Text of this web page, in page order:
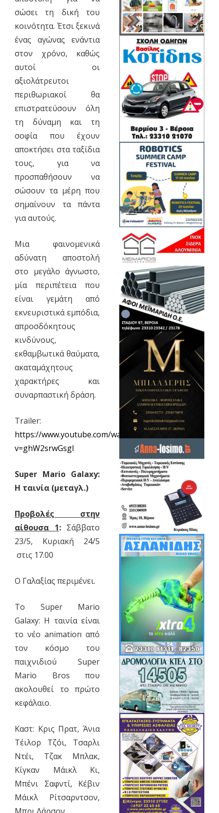
σώσει τη δική του
κοινότητα. Έτσι ξεκινά
ένας αγώνας ενάντια
στον χρόνο, καθώς
αυτοί οι
αξιολάτρευτοι
περιθωριακοί θα
επιστρατεύσουν όλη
τη δύναμη και τη
σοφία που έχουν
αποκτήσει στα ταξίδια
τους, για να
προσπαθήσουν να
σώσουν τα μέρη που
σημαίνουν τα πάντα
για αυτούς.
Μια φαινομενικά
αδύνατη αποστολή
στο μεγάλο άγνωστο,
μία περιπέτεια που
είναι γεμάτη από
εκνευριστικά εμπόδια,
απροσδόκητους
κινδύνους,
εκθαμβωτικά θαύματα,
ακαταμάχητους
χαρακτήρες και
συναρπαστική δράση.
Trailer:
https://www.youtube.com/watch?
v=ghW2srwGsgI
Super Mario Galaxy:
Η ταινία (μεταγλ.)
Προβολές στην
αίθουσα 1: Σάββατο
23/5, Κυριακή 24/5
στις 17.00
Ο Γαλαξίας περιμένει.
To Super Mario
Galaxy: Η ταινία είναι
το νέο animation από
τον κόσμο του
παιχνιδιού Super
Mario Bros που
ακολουθεί το πρώτο
κεφάλαιο.
Καστ: Κρις Πρατ, Άνια
Τέιλορ Τζόι, Τσαρλι
Ντέι, Τζακ Μπλακ,
Κίγκαν Μάικλ Κι,
Μπένι Σαφντί, Κέβιν
Μάικλ Ρίτσαρντσον,